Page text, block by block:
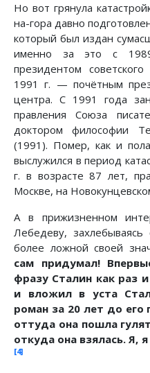
Но вот грянула
на-гора давно
который был издан
именно за это с
президентом
1991 г. — почётным
центра. С 1991 года
правления Союза
доктором философии
(1991). Помер, как и
выслужился в период
г. в возрасте 87 лет,
Москве, на
А в прижизненном
Лебедеву,
более ложной своей
сам придумал!
фразу Сталин как раз
и вложил в уста
роман за 20 лет до его
оттуда она пошла
откуда она взялась. Я,
[4]